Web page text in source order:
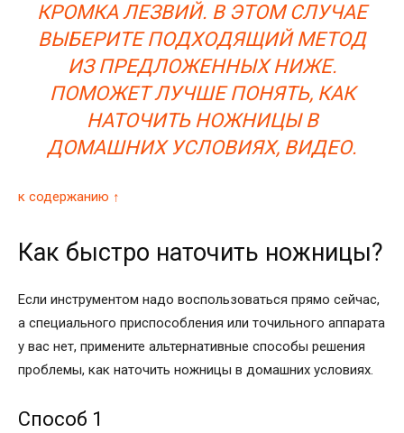
КРОМКА ЛЕЗВИЙ. В ЭТОМ СЛУЧАЕ
ВЫБЕРИТЕ ПОДХОДЯЩИЙ МЕТОД
ИЗ ПРЕДЛОЖЕННЫХ НИЖЕ.
ПОМОЖЕТ ЛУЧШЕ ПОНЯТЬ, КАК
НАТОЧИТЬ НОЖНИЦЫ В
ДОМАШНИХ УСЛОВИЯХ, ВИДЕО.
к содержанию ↑
Как быстро наточить ножницы?
Если инструментом надо воспользоваться прямо сейчас,
а специального приспособления или точильного аппарата
у вас нет, примените альтернативные способы решения
проблемы, как наточить ножницы в домашних условиях.
Способ 1